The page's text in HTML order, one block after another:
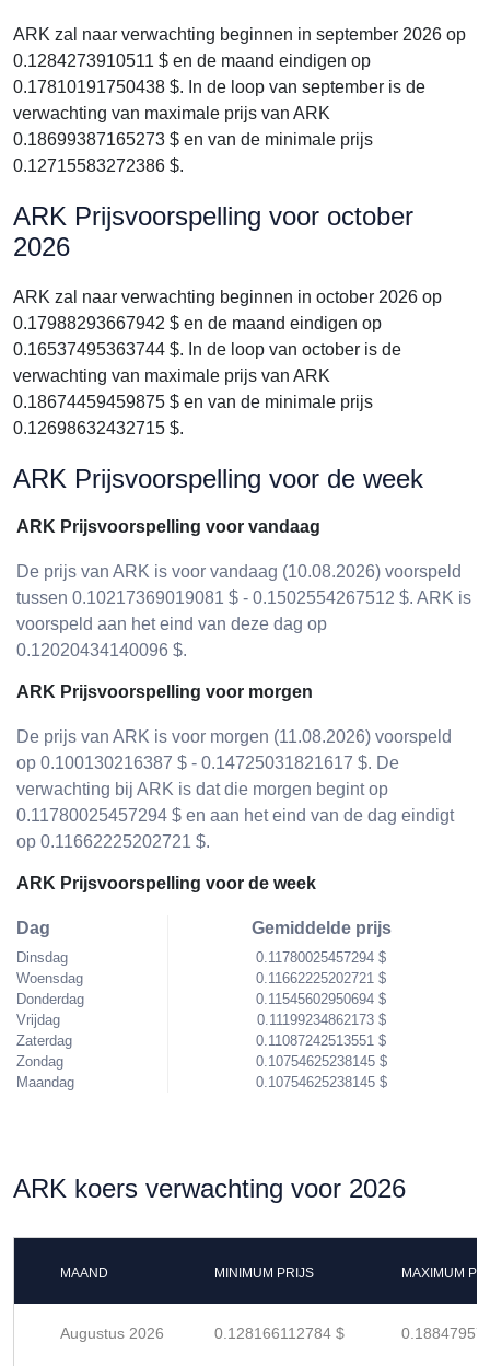
ARK zal naar verwachting beginnen in september 2026 op
0.1284273910511 $ en de maand eindigen op
0.17810191750438 $. In de loop van september is de
verwachting van maximale prijs van ARK
0.18699387165273 $ en van de minimale prijs
0.12715583272386 $.
ARK Prijsvoorspelling voor october
2026
ARK zal naar verwachting beginnen in october 2026 op
0.17988293667942 $ en de maand eindigen op
0.16537495363744 $. In de loop van october is de
verwachting van maximale prijs van ARK
0.18674459459875 $ en van de minimale prijs
0.12698632432715 $.
ARK Prijsvoorspelling voor de week
ARK Prijsvoorspelling voor vandaag
De prijs van ARK is voor vandaag (10.08.2026) voorspeld
tussen 0.10217369019081 $ - 0.1502554267512 $. ARK is
voorspeld aan het eind van deze dag op
0.12020434140096 $.
ARK Prijsvoorspelling voor morgen
De prijs van ARK is voor morgen (11.08.2026) voorspeld
op 0.100130216387 $ - 0.14725031821617 $. De
verwachting bij ARK is dat die morgen begint op
0.11780025457294 $ en aan het eind van de dag eindigt
op 0.11662225202721 $.
ARK Prijsvoorspelling voor de week
Dag
Dinsdag
Woensdag
Donderdag
Vrijdag
Zaterdag
Zondag
Maandag
Gemiddelde prijs
0.11780025457294 $
0.11662225202721 $
0.11545602950694 $
0.11199234862173 $
0.11087242513551 $
0.10754625238145 $
0.10754625238145 $
ARK koers verwachting voor 2026
MAAND MINIMUM PRIJS MAXIMUM
Augustus 2026 0.128166112784 $